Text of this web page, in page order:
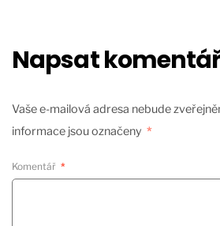
Napsat komentář
Vaše e-mailová adresa nebude
informace jsou označeny *
Komentář *